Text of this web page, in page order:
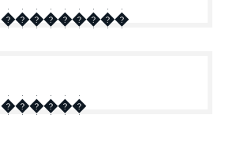
���������
������